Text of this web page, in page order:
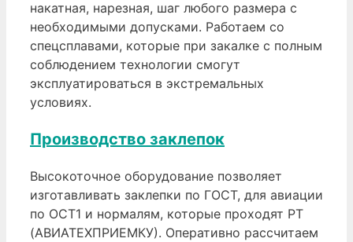
накатная, нарезная, шаг любого размера с
необходимыми допусками. Работаем со
спецсплавами, которые при закалке с полным
соблюдением технологии смогут
эксплуатироваться в экстремальных
условиях.
Производство заклепок
Высокоточное оборудование позволяет
изготавливать заклепки по ГОСТ, для авиации
по ОСТ1 и нормалям, которые проходят РТ
(АВИАТЕХПРИЕМКУ). Оперативно рассчитаем